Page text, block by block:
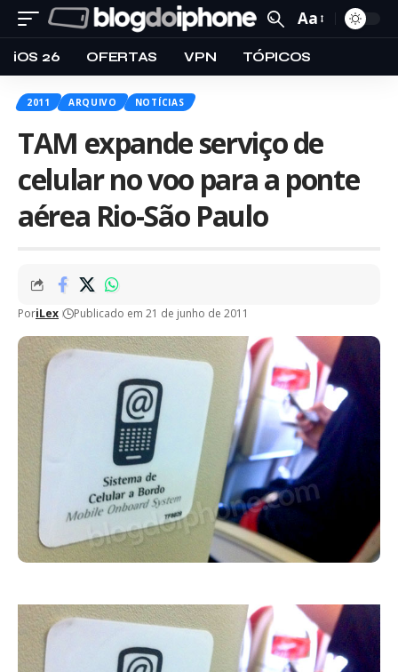
Aa
iOS 26 OFERTAS VPN TÓPICOS
2011 ARQUIVO NOTÍCIAS
TAM expande serviço de
celular no voo para a ponte
aérea Rio-São Paulo
PoriLex Publicado em 21 de junho de 2011